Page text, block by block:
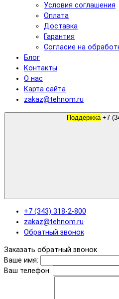
Условия соглашения
Оплата
Доставка
Гарантия
Согласие на
Блог
Контакты
О нас
Карта сайта
zakaz@tehnom.ru
Поддержка
+7 (343) 318-2-800
zakaz@tehnom.ru
Обратный звонок
Заказать обратный звонок
Ваше имя:
Ваш телефон: